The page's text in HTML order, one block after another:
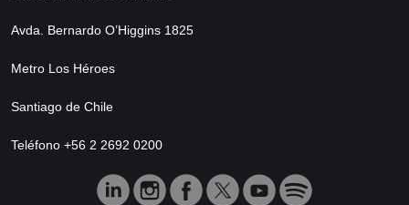
Avda. Bernardo O’Higgins 1825
Metro Los Héroes
Santiago de Chile
Teléfono +56 2 2692 0200